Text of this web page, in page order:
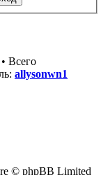
• Всего
allysonwn1
© phpBB Limited